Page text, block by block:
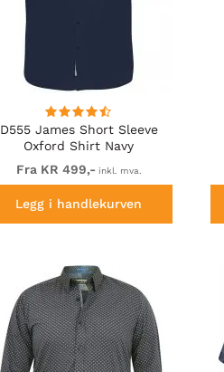
D555 James Short Sleeve
Oxford Shirt Navy
Fra KR 499,- inkl. mva.
Legg i handlekurven